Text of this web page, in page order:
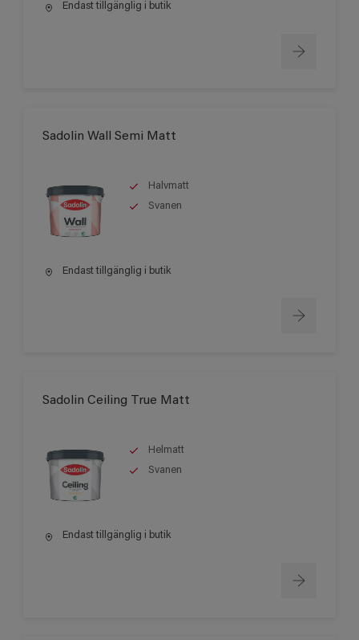
Endast tillgänglig i butik
Sadolin Wall Semi Matt
Halvmatt
Svanen
Endast tillgänglig i butik
Sadolin Ceiling True Matt
Helmatt
Svanen
Endast tillgänglig i butik